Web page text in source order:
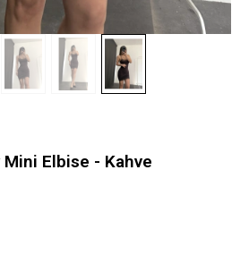
Elbise - Kahve